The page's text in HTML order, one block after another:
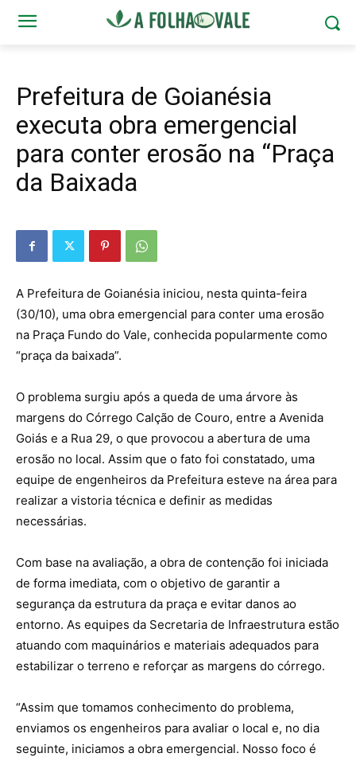
Prefeitura de Goianésia
executa obra emergencial
para conter erosão na “Praça
da Baixada
A Prefeitura de Goianésia iniciou, nesta quinta-feira
(30/10), uma obra emergencial para conter uma erosão
na Praça Fundo do Vale, conhecida popularmente como
“praça da baixada”.
O problema surgiu após a queda de uma árvore às
margens do Córrego Calção de Couro, entre a Avenida
Goiás e a Rua 29, o que provocou a abertura de uma
erosão no local. Assim que o fato foi constatado, uma
equipe de engenheiros da Prefeitura esteve na área para
realizar a vistoria técnica e definir as medidas
necessárias.
Com base na avaliação, a obra de contenção foi iniciada
de forma imediata, com o objetivo de garantir a
segurança da estrutura da praça e evitar danos ao
entorno. As equipes da Secretaria de Infraestrutura estão
atuando com maquinários e materiais adequados para
estabilizar o terreno e reforçar as margens do córrego.
“Assim que tomamos conhecimento do problema,
enviamos os engenheiros para avaliar o local e, no dia
seguinte, iniciamos a obra emergencial. Nosso foco é